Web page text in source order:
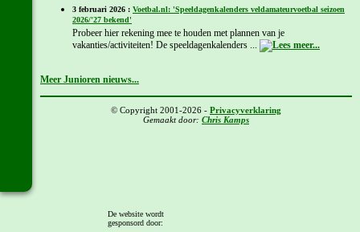
3 februari 2026 : Voetbal.nl: 'Speeldagenkalenders veldamateurvoetbal seizoen
2026/'27 bekend'
Probeer hier rekening mee te houden met plannen van je
vakanties/activiteiten! De speeldagenkalenders ...
Meer Junioren nieuws...
© Copyright 2001-2026 - Privacyverklaring
Gemaakt door: Chris Kamps
De website wordt
gesponsord door: